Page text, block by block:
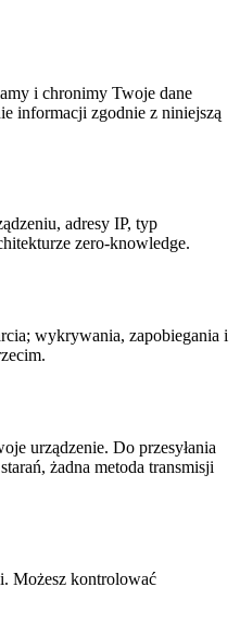
i chronimy Twoje dane
informacji zgodnie z niniejszą
adresy IP, typ
zero-knowledge.
wykrywania, zapobiegania i
urządzenie. Do przesyłania
żadna metoda transmisji
Możesz kontrolować